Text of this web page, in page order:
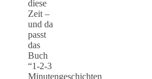
diese
Zeit –
und da
passt
das
Buch
“1-2-3
Minutengeschichten